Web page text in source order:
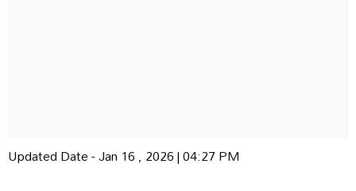
Updated Date - Jan 16 , 2026 | 04:27 PM